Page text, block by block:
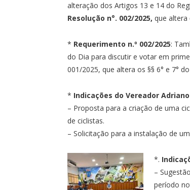
alteração dos Artigos 13 e 14 do
Resolução n°. 002/2025, que
* Requerimento n.º 002/2025:
do Dia para discutir e votar em
001/2025, que altera os §§ 6° e 7°
* Indicações do Vereador
– Proposta para a criação de uma
de ciclistas.
– Solicitação para a instalação de
*.
–
período